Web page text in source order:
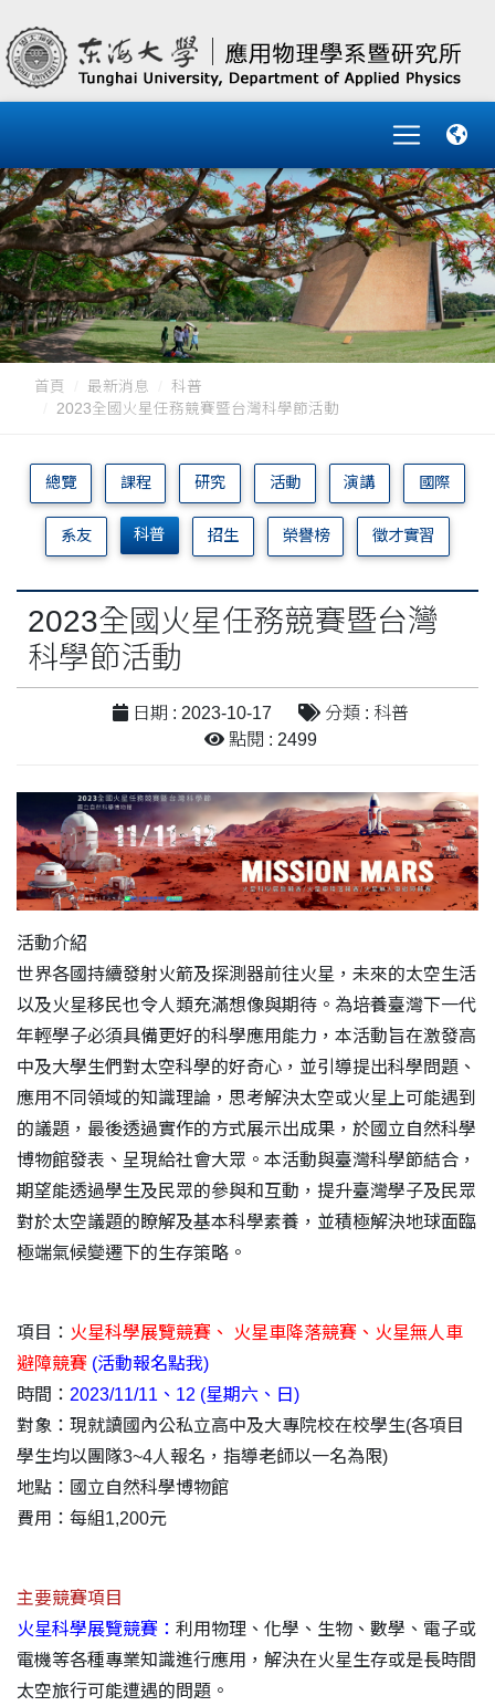
首頁 最新消息
科普
2023全國火星任務競賽暨台灣科學節活動
總覽 課程 研究 活動 演講 國際
系友 科普 招生 榮譽榜 徵才實習
2023全國火星任務競賽暨台灣
科學節活動
日期 : 2023-10-17
分類 : 科普
點閱 : 2499
活動介紹
世界各國持續發射火箭及探測器前往火星，未來的太空生活
以及火星移民也令人類充滿想像與期待。為培養臺灣下一代
年輕學子必須具備更好的科學應用能力，本活動旨在激發高
中及大學生們對太空科學的好奇心，並引導提出科學問題、
應用不同領域的知識理論，思考解決太空或火星上可能遇到
的議題，最後透過實作的方式展示出成果，於國立自然科學
博物館發表、呈現給社會大眾。本活動與臺灣科學節結合，
期望能透過學生及民眾的參與和互動，提升臺灣學子及民眾
對於太空議題的瞭解及基本科學素養，並積極解決地球面臨
極端氣候變遷下的生存策略。
項目： 火星科學展覽競賽、 火星車降落競賽、火星無人車
避障競賽 (活動報名點我)
時間： 2023/11/11、12 (星期六、日)
對象：現就讀國內公私立高中及大專院校在校學生(各項目
學生均以團隊3~4人報名，指導老師以一名為限)
地點：國立自然科學博物館
費用：每組1,200元
主要競賽項目
火星科學展覽競賽： 利用物理、化學、生物、數學、電子或
電機等各種專業知識進行應用，解決在火星生存或是長時間
太空旅行可能遭遇的問題。